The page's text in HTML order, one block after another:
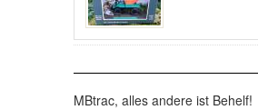
MBtrac, alles andere ist Behelf!